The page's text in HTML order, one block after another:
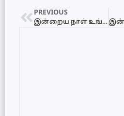
PREVIOUS
இன்றைய நாள் உங்களுக்கு எப்படி? 23.06.2021 – புதன்கிழமை